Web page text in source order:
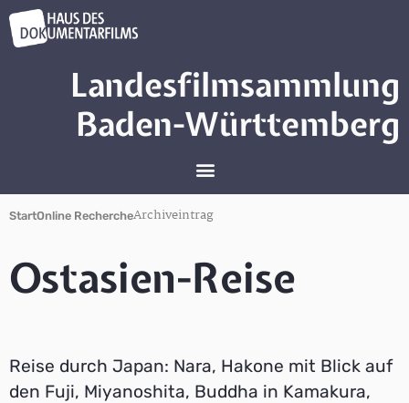
Landesfilmsammlung
Baden-Württemberg
StartOnline RechercheArchiveintrag
Ostasien-Reise
Reise durch Japan: Nara, Hakone mit Blick auf
den Fuji, Miyanoshita, Buddha in Kamakura,